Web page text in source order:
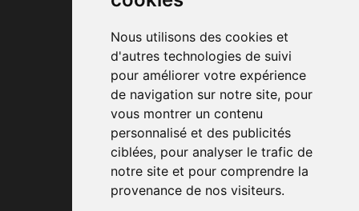
Nous utilisons des cookies et
d'autres technologies de suivi
pour améliorer votre expérience
de navigation sur notre site, pour
vous montrer un contenu
personnalisé et des publicités
ciblées, pour analyser le trafic de
notre site et pour comprendre la
provenance de nos visiteurs.
Le Monti Djauquet, 1
6840 Respelt (Neufchâteau)
Tél: +32 (0)61 32 00 16
Envoyer un email
All rights reserved © Alexandre